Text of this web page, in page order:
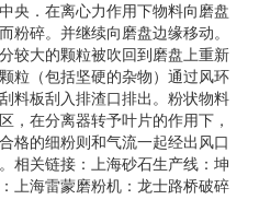
央．在离心力作用下物料向磨盘
粉碎。并继续向磨盘边缘移动。
较大的颗粒被吹回到磨盘上重新
粒（包括坚硬的杂物）通过风环
料板刮入排渣口排出。粉状物料
，在分离器转予叶片的作用下，
格的细粉则和气流一起经出风口
相关链接：上海砂石生产线：坤
上海雷蒙磨粉机：龙士路桥破碎